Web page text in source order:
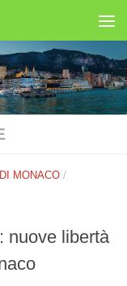
MONACO /
nuove libertà